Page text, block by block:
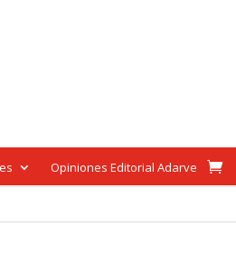
Opiniones Editorial Adarve